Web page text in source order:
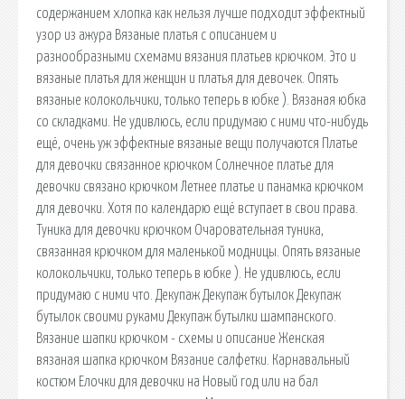
содержанием хлопка как нельзя лучше подходит эффектный
узор из ажура Вязаные платья с описанием и
разнообразными схемами вязания платьев крючком. Это и
вязаные платья для женщин и платья для девочек. Опять
вязаные колокольчики, только теперь в юбке ). Вязаная юбка
со складками. Не удивлюсь, если придумаю с ними что-нибудь
ещё, очень уж эффектные вязаные вещи получаются Платье
для девочки связанное крючком Солнечное платье для
девочки связано крючком Летнее платье и панамка крючком
для девочки. Хотя по календарю ещё вступает в свои права.
Туника для девочки крючком Очаровательная туника,
связанная крючком для маленькой модницы. Опять вязаные
колокольчики, только теперь в юбке ). Не удивлюсь, если
придумаю с ними что. Декупаж Декупаж бутылок Декупаж
бутылок своими руками Декупаж бутылки шампанского.
Вязание шапки крючком - схемы и описание Женская
вязаная шапка крючком Вязание салфетки. Карнавальный
костюм Елочки для девочки на Новый год или на бал